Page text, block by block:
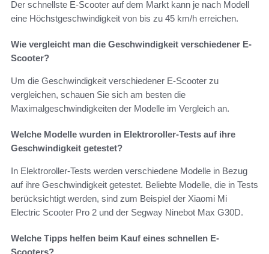
Der schnellste E-Scooter auf dem Markt kann je nach Modell
eine Höchstgeschwindigkeit von bis zu 45 km/h erreichen.
Wie vergleicht man die Geschwindigkeit verschiedener E-
Scooter?
Um die Geschwindigkeit verschiedener E-Scooter zu
vergleichen, schauen Sie sich am besten die
Maximalgeschwindigkeiten der Modelle im Vergleich an.
Welche Modelle wurden in Elektroroller-Tests auf ihre
Geschwindigkeit getestet?
In Elektroroller-Tests werden verschiedene Modelle in Bezug
auf ihre Geschwindigkeit getestet. Beliebte Modelle, die in Tests
berücksichtigt werden, sind zum Beispiel der Xiaomi Mi
Electric Scooter Pro 2 und der Segway Ninebot Max G30D.
Welche Tipps helfen beim Kauf eines schnellen E-
Scooters?